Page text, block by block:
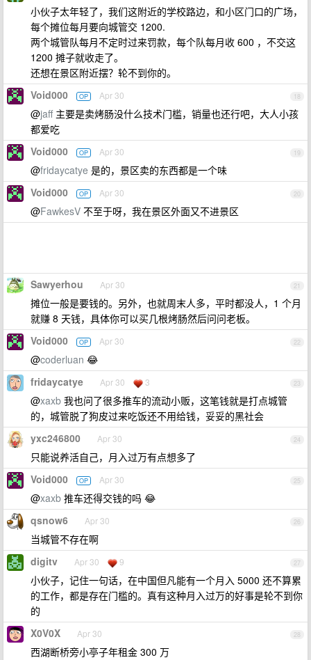
小伙子太年轻了，我们这附近的学校路边，和小区门口的广场，
每个摊位每月要向城管交 1200.
两个城管队每月不定时过来罚款，每个队每月收 600 ，不交这
1200 摊子就收走了。
还想在景区附近摆？轮不到你的。
18
Void000 OP Apr 30
@jaff主要是卖烤肠没什么技术门槛，销量也还行吧，大人小孩
都爱吃
19
Void000 OP Apr 30
@fridaycatye 是的，景区卖的东西都是一个味
20
Void000 OP Apr 30
@FawkesV 不至于呀，我在景区外面又不进景区
21
Sawyerhou Apr 30
摊位一般是要钱的。另外，也就周末人多，平时都没人，1 个月
就赚 8 天钱，具体你可以买几根烤肠然后问问老板。
22
Void000 OP Apr 30
@coderluan 😂
23
fridaycatye Apr 30 3
@xaxb 我也问了很多推车的流动小贩，这笔钱就是打点城管
的，城管脱了狗皮过来吃饭还不用给钱，妥妥的黑社会
24
yxc246800 Apr 30
只能说养活自己，月入过万有点想多了
25
Void000 OP Apr 30
@xaxb 推车还得交钱的吗 😂
26
qsnow6 Apr 30
当城管不存在啊
27
digitv Apr 30 9
小伙子，记住一句话，在中国但凡能有一个月入 5000 还不算累
的工作，都是存在门槛的。真有这种月入过万的好事是轮不到你
的
28
X0V0X Apr 30
西湖断桥旁小亭子年租金 300 万